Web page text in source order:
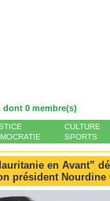
dont 0 membre(s)
CULTURE
SPORTS
en Avant”
président Nourdine